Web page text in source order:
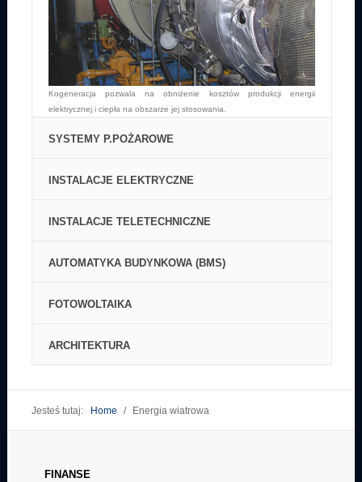
Połączenie komfortu i użyteczności z pięknem architektury oraz
otoczenia z uwzględnieniem efektywności energetycznej oświetlenia.
Kogeneracja pozwala na obniżenie kosztów produkcji energii
elektrycznej i ciepła na obszarze jej stosowania.
SYSTEMY P.POŻAROWE
System Sygnalizacji Pożarowej ma na celu zapewnienie najwyższego
INSTALACJE ELEKTRYCZNE
Instalacje elektryczne zaprojektowane przez ENIS to wysoka jakość,
INSTALACJE TELETECHNICZNE
użyteczności publicznej, przemysłowego oraz zamieszkania
AUTOMATYKA BUDYNKOWA (BMS)
FOTOWOLTAIKA
Obsługa inwestycji w zakresie wykorzystania energii słonecznej do
ARCHITEKTURA
Jesteś tutaj: Home / Energia wiatrowa
FINANSE